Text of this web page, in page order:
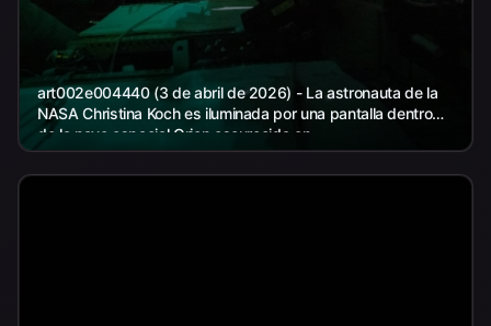
art002e004440 (3 de abril de 2026) - La astronauta de la
NASA Christina Koch es iluminada por una pantalla dentro
de la nave espacial Orion oscurecida en...